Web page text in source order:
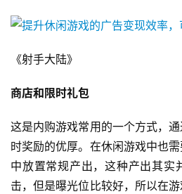
3
0
茶
对
接
《射手大陆》
商店和限时礼包
这是内购游戏常用的一个方式，
时奖励的优厚。在休闲游戏中也
中放置常规产出，这种产出其实
击，但是曝光位比较好，所以在